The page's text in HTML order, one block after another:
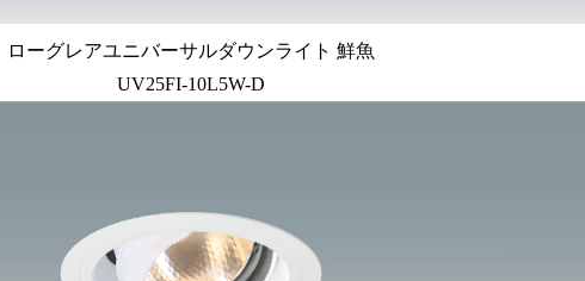
ローグレアユニバーサルダウンライト 鮮魚
UV25FI-10L5W-D